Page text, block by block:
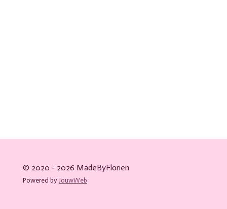
© 2020 - 2026 MadeByFlorien
Powered byJouwWeb